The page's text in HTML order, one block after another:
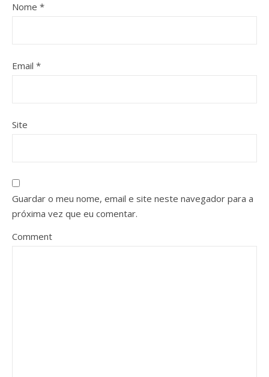
Nome *
Email *
Site
Guardar o meu nome, email e site neste navegador para a
próxima vez que eu comentar.
Comment